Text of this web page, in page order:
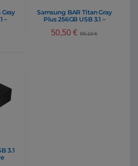
–
Samsung BAR Titan Gray
Plus 256GB USB 3.1 –
50,50 € 55,10€
3.1